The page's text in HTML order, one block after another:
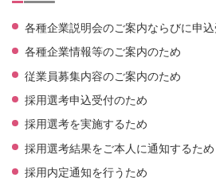
各種企業説明会のご案内ならびに申
各種企業情報等のご案内のため
従業員募集内容のご案内のため
採用選考申込受付のため
採用選考を実施するため
採用選考結果をご本人に通知するため
採用内定通知を行うため